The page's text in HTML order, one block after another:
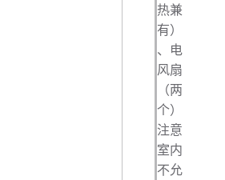
热兼
有）
、电
风扇
（两
个）
注意
室内
不允